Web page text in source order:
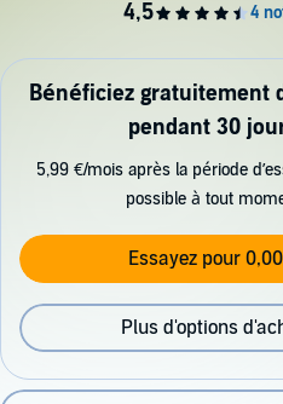
Bénéficiez gratuitement
pendant 30
5,99 €/mois après la période
possible à tout
Essayez pour
Plus d'options